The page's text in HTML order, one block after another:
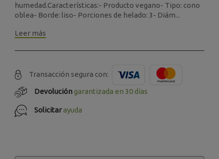
humedad.Características:- Producto vegano- Tipo: cono
oblea- Borde: liso- Porciones de helado: 3- Diám...
Leer más
Transacción segura con:
Devolucióngarantizada en 30 días
Solicitarayuda